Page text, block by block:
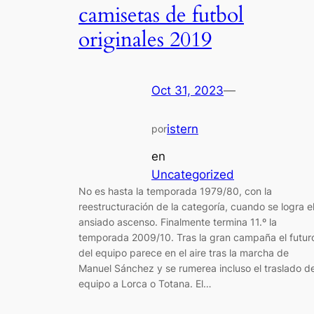
camisetas de futbol
originales 2019
Oct 31, 2023—
poristern
en
Uncategorized
No es hasta la temporada 1979/80, con la
reestructuración de la categoría, cuando se logra el
ansiado ascenso. Finalmente termina 11.º la
temporada 2009/10. Tras la gran campaña el
del equipo parece en el aire tras la marcha de
Manuel Sánchez y se rumerea incluso el traslado
equipo a Lorca o Totana. El…